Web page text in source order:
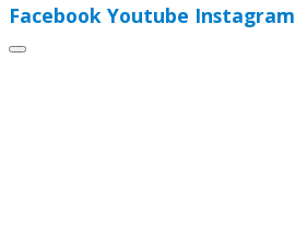
Facebook Youtube Instagram